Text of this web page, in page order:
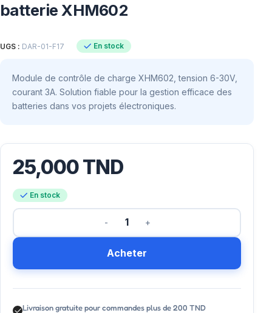
batterie XHM602
UGS : DAR-01-F17 En stock
Module de contrôle de charge XHM602, tension 6-30V,
courant 3A. Solution fiable pour la gestion efficace des
batteries dans vos projets électroniques.
25,000TND
En stock
Acheter
Livraison gratuite pour commandes plus de 200 TND